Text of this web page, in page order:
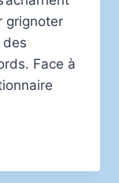
grignoter
des
Face à